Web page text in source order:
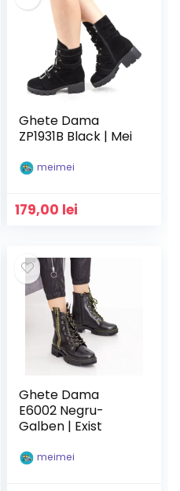
Ghete Dama
ZP1931B Black | Mei
meimei
179,00 lei
Ghete Dama
E6002 Negru-
Galben | Exist
meimei